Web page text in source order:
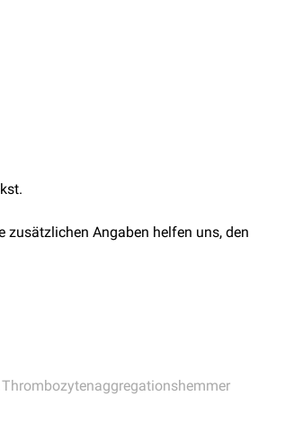
zusätzlichen Angaben helfen uns, den
Thrombozytenaggregationshemmer